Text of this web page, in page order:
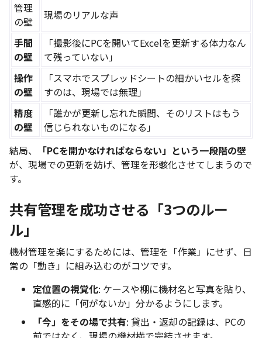
管理
の壁
現場のリアルな声
手間
の壁
「撮影後にPCを開いてExcelを更新する体力なん
て残っていない」
操作
の壁
「スマホでスプレッドシートの細かいセルを探
すのは、現場では無理」
精度
の壁
「誰かが更新し忘れた瞬間、そのリストはもう
信じられないものになる」
結局、
「PCを開かなければならない」という一段階の壁
が、現場での更新を妨げ、管理を形骸化させてしまうので
す。
共有管理を成功させる「3つのルー
ル」
機材管理を楽にするためには、管理を「作業」にせず、日
常の「動き」に組み込むのがコツです。
定位置の視覚化: ケースや棚に機材名と写真を貼り、
直感的に「何がないか」分かるようにします。
「今」をその場で共有: 貸出・返却の記録は、PCの